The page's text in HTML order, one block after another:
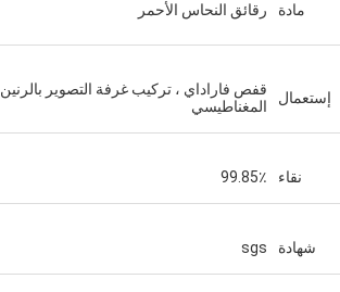
مادة رقائق النحاس الأحمر
إستعمال
قفص فاراداي ، تركيب غرفة التصوير بالرنين
المغناطيسي
نقاء 99.85٪
شهادة sgs